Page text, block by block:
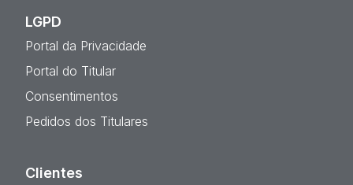
LGPD
Portal da Privacidade
Portal do Titular
Consentimentos
Pedidos dos Titulares
Clientes